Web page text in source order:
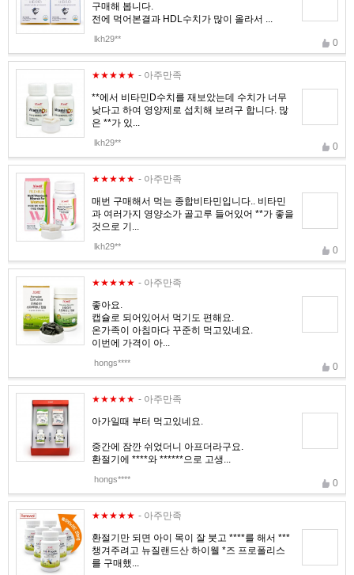
구매해 봅니다.
전에 먹어본결과 HDL수치가 많이 올라서 ...
lkh29** 0
★★★★★ - 아주만족
**에서 비타민D수치를 재보았는데 수치가 너무
낮다고 하여 영양제로 섭치해 보려구 합니다. 많
은 **가 있...
lkh29** 0
★★★★★ - 아주만족
매번 구매해서 먹는 종합비타민입니다.. 비타민
과 여러가지 영양소가 골고루 들어있어 **가 좋을
것으로 기...
lkh29** 0
★★★★★ - 아주만족
좋아요.
캡슐로 되어있어서 먹기도 편해요.
온가족이 아침마다 꾸준히 먹고있네요.
이번에 가격이 아...
hongs**** 0
★★★★★ - 아주만족
아가일때 부터 먹고있네요.
중간에 잠깐 쉬었더니 아프더라구요.
환절기에 ****와 ******으로 고생...
hongs**** 0
★★★★★ - 아주만족
환절기만 되면 아이 목이 잘 붓고 ****를 해서 ***
챙겨주려고 뉴질랜드산 하이웰 *즈 프로폴리스
를 구매했...